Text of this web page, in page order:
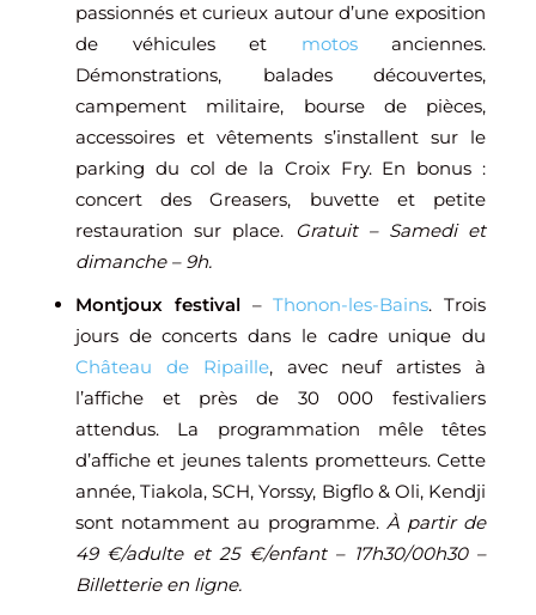
passionnés et curieux autour d’une exposition
de véhicules et motosanciennes.
Démonstrations, balades découvertes,
campement militaire, bourse de pièces,
accessoires et vêtements s’installent sur le
parking du col de la Croix Fry. En bonus :
concert des Greasers, buvette et petite
restauration sur place.
Gratuit – Samedi et
dimanche – 9h.
Montjoux festival–Thonon-les-Bains. Trois
jours de concerts dans le cadre unique du
Château de Ripaille, avec neuf artistes à
l’affiche et près de 30 000 festivaliers
attendus. La programmation mêle têtes
d’affiche et jeunes talents prometteurs. Cette
année, Tiakola, SCH, Yorssy, Bigflo & Oli, Kendji
sont notamment au programme. À partir de
49 €/adulte et 25 €/enfant – 17h30/00h30 –
Billetterie en ligne.